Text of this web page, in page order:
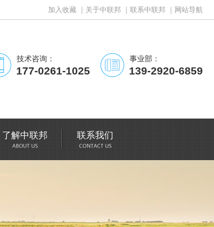
加入收藏 关于中联邦 联系中联邦 网站导航
技术咨询：
177-0261-1025
事业部：
139-2920-6859
了解中联邦 联系我们